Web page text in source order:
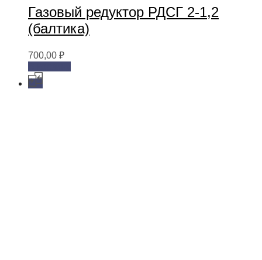
Газовый редуктор РДСГ 2-1,2
(балтика)
700,00 ₽